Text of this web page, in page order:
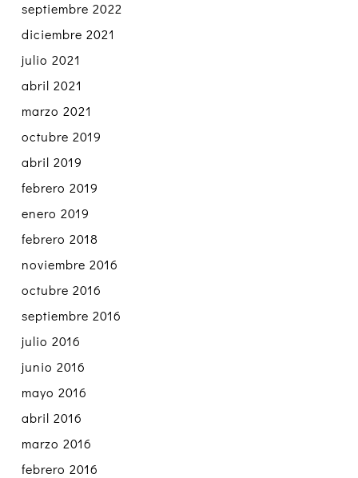
septiembre 2022
diciembre 2021
julio 2021
abril 2021
marzo 2021
octubre 2019
abril 2019
febrero 2019
enero 2019
febrero 2018
noviembre 2016
octubre 2016
septiembre 2016
julio 2016
junio 2016
mayo 2016
abril 2016
marzo 2016
febrero 2016